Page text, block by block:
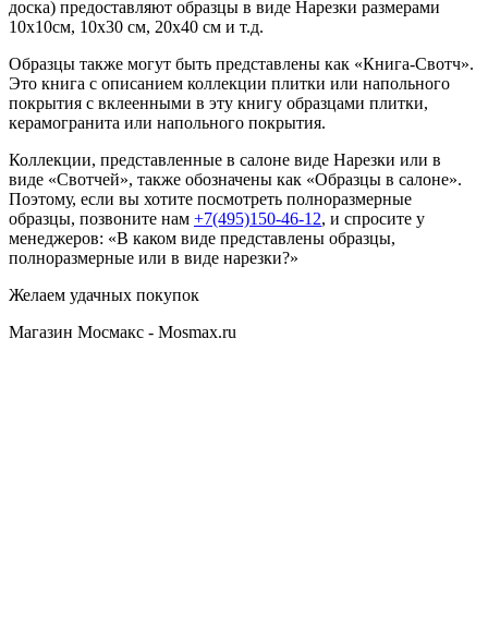
доска) предоставляют образцы в виде Нарезки размерами
10х10см, 10х30 см, 20х40 см и т.д.
Образцы также могут быть представлены как «Книга-Свотч».
Это книга с описанием коллекции плитки или напольного
покрытия с вклеенными в эту книгу образцами плитки,
керамогранита или напольного покрытия.
Коллекции, представленные в салоне виде Нарезки или в
виде «Свотчей», также обозначены как «Образцы в салоне».
Поэтому, если вы хотите посмотреть полноразмерные
образцы, позвоните нам +7(495)150-46-12, и спросите у
менеджеров: «В каком виде представлены образцы,
полноразмерные или в виде нарезки?»
Желаем удачных покупок
Магазин Мосмакс - Mosmax.ru